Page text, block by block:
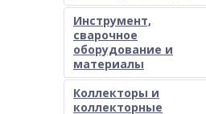
Инструмент,
сварочное
оборудование и
материалы
Коллекторы и
коллекторные